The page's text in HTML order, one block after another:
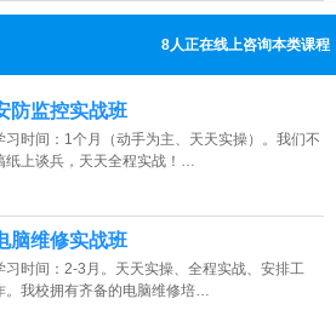
8人正在线上咨询本类课程
13807313137
防监控实战班
习时间：1个月（动手为主、天天实操）。我们不
纸上谈兵，天天全程实战！…
脑维修实战班
习时间：2-3月。天天实操、全程实战、安排工
。我校拥有齐备的电脑维修培…